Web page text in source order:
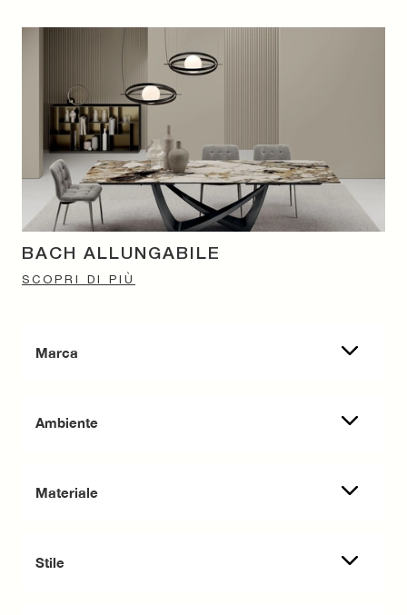
Marca
Ambiente
Materiale
Stile
BACH ALLUNGABILE
SCOPRI DI PIÙ